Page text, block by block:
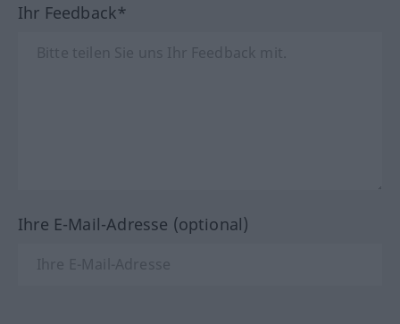
Ihr Feedback*
Ihre E-Mail-Adresse (optional)